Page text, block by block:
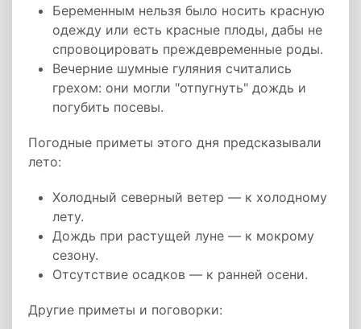
Беременным нельзя было носить красную
одежду или есть красные плоды, дабы не
спровоцировать преждевременные роды.
Вечерние шумные гуляния считались
грехом: они могли "отпугнуть" дождь и
погубить посевы.
Погодные приметы этого дня предсказывали
лето:
Холодный северный ветер — к холодному
лету.
Дождь при растущей луне — к мокрому
сезону.
Отсутствие осадков — к ранней осени.
Другие приметы и поговорки: